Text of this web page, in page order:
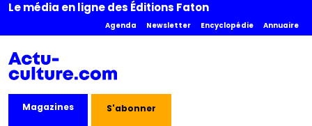
Le média en ligne des Éditions Faton
Agenda Newsletter Encyclopédie Annuaire
Magazines S'abonner